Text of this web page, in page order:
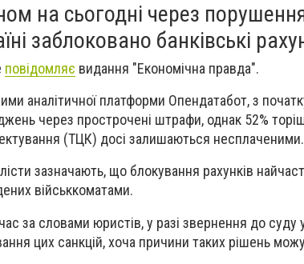
на сьогодні через
заблоковано банківські
повідомляє видання "Економічна правда".
аналітичної платформи Опендатабот, з
через прострочені штрафи, однак 52%
(ТЦК) досі залишаються несплаченими.
зазначають, що блокування рахунків
військкоматами.
за словами юристів, у разі звернення до суду
цих санкцій, хоча причини таких рішень